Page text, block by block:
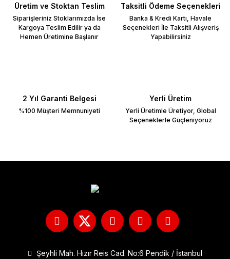
Üretim ve Stoktan Teslim
Siparişleriniz Stoklarımızda İse
Kargoya Teslim Edilir ya da
Hemen Üretimine Başlanır
Taksitli Ödeme Seçenekleri
Banka & Kredi Kartı, Havale
Seçenekleri İle Taksitli Alışveriş
Yapabilirsiniz
2 Yıl Garanti Belgesi
%100 Müşteri Memnuniyeti
Yerli Üretim
Yerli Üretimle Üretiyor, Global
Seçeneklerle Güçleniyoruz
Şeyhli Mah. Hızır Reis Cad. No:6 Pendik / İstanbul